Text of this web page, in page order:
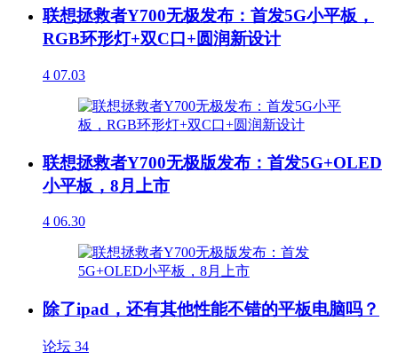
联想拯救者Y700无极发布：首发5G小平板，
RGB环形灯+双C口+圆润新设计
4 07.03
联想拯救者Y700无极版发布：首发5G+OLED
小平板，8月上市
4 06.30
除了ipad，还有其他性能不错的平板电脑吗？
论坛 34